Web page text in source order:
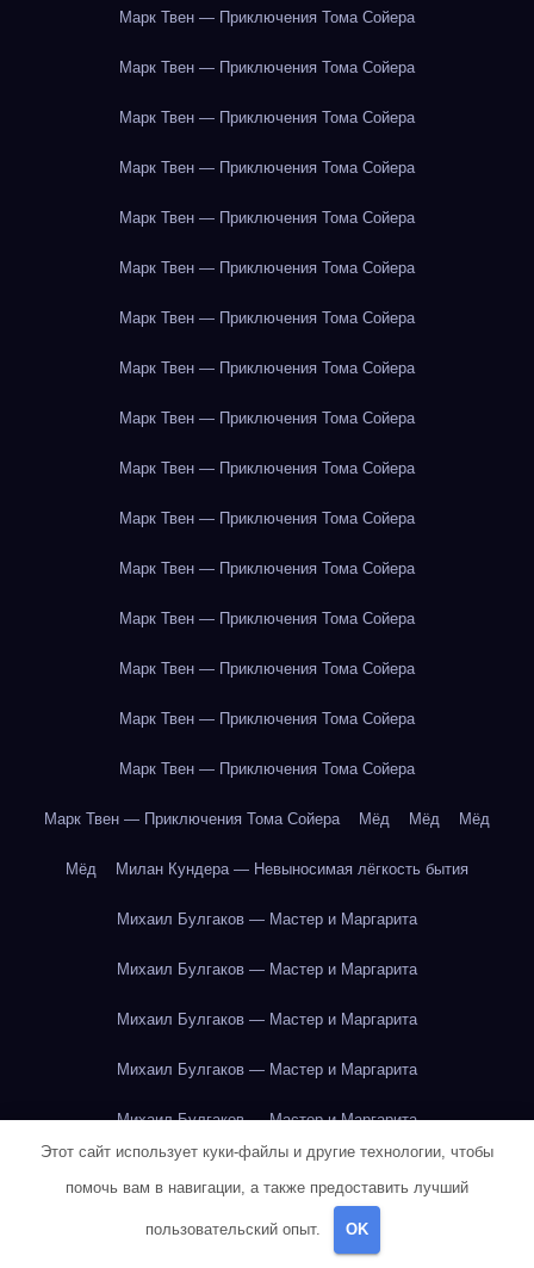
Марк Твен — Приключения Тома Сойера
Марк Твен — Приключения Тома Сойера
Марк Твен — Приключения Тома Сойера
Марк Твен — Приключения Тома Сойера
Марк Твен — Приключения Тома Сойера
Марк Твен — Приключения Тома Сойера
Марк Твен — Приключения Тома Сойера
Марк Твен — Приключения Тома Сойера
Марк Твен — Приключения Тома Сойера
Марк Твен — Приключения Тома Сойера
Марк Твен — Приключения Тома Сойера
Марк Твен — Приключения Тома Сойера
Марк Твен — Приключения Тома Сойера
Марк Твен — Приключения Тома Сойера
Марк Твен — Приключения Тома Сойера
Марк Твен — Приключения Тома Сойера
Марк Твен — Приключения Тома Сойера Мёд Мёд Мёд
Мёд Милан Кундера — Невыносимая лёгкость бытия
Михаил Булгаков — Мастер и Маргарита
Михаил Булгаков — Мастер и Маргарита
Михаил Булгаков — Мастер и Маргарита
Михаил Булгаков — Мастер и Маргарита
Михаил Булгаков — Мастер и Маргарита
Михаил Булгаков — Мастер и Маргарита
Этот сайт использует куки-файлы и другие технологии, чтобы
помочь вам в навигации, а также предоставить лучший
пользовательский опыт. OK